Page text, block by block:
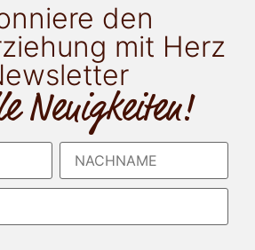
den
mit Herz
Neuigkeiten!